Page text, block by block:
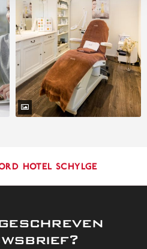
Hotel Schylge